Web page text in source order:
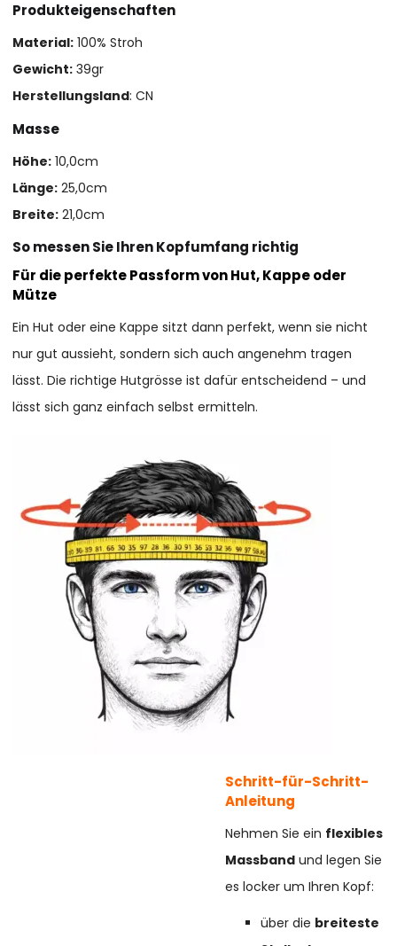
Produkteigenschaften
Material: 100% Stroh
Gewicht: 39gr
Herstellungsland: CN
Masse
Höhe: 10,0cm
Länge: 25,0cm
Breite: 21,0cm
So messen Sie Ihren Kopfumfang richtig
Für die perfekte Passform von Hut, Kappe oder
Mütze
Ein Hut oder eine Kappe sitzt dann perfekt, wenn sie nicht
nur gut aussieht, sondern sich auch angenehm tragen
lässt. Die richtige Hutgrösse ist dafür entscheidend – und
lässt sich ganz einfach selbst ermitteln.
Schritt-für-Schritt-
Anleitung
Nehmen Sie ein flexibles
Massband und legen Sie
es locker um Ihren Kopf:
über die breiteste